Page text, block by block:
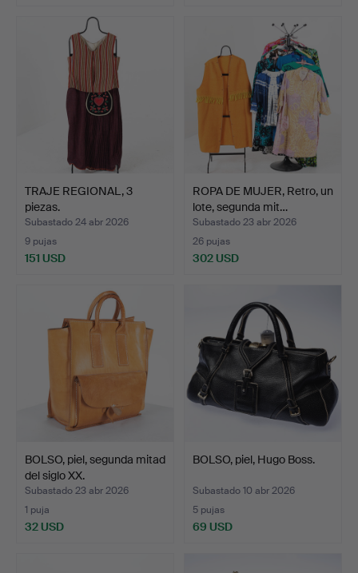
TRAJE REGIONAL, 3
piezas.
Subastado 24 abr 2026
9 pujas
151 USD
ROPA DE MUJER, Retro, un
lote, segunda mit…
Subastado 23 abr 2026
26 pujas
302 USD
BOLSO, piel, segunda mitad
del siglo XX.
Subastado 23 abr 2026
1 puja
32 USD
BOLSO, piel, Hugo Boss.
Subastado 10 abr 2026
5 pujas
69 USD